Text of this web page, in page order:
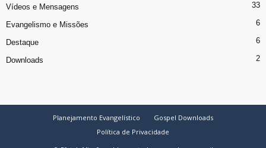
Vídeos e Mensagens 33
Evangelismo e Missões 6
Destaque 6
Downloads 2
Planejamento Evangelístico
Gospel Downloads
Política de Privacidade